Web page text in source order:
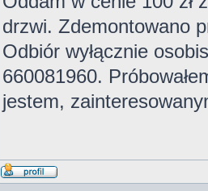
drzwi. Zdemontowano
Odbiór wyłącznie
660081960.
jestem,
Wyświetl